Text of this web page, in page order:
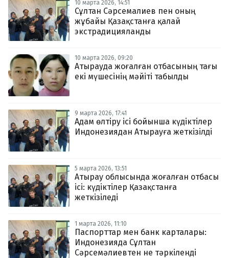
10 марта 2026, 14:51
Сұлтан Сәрсемалиев пен оның
жұбайы Қазақстанға қалай
экстрадицияланды
10 марта 2026, 09:20
Атырауда жоғалған отбасының тағы
екі мүшесінің мәйіті табылды
9 марта 2026, 17:41
Адам өлтіру ісі бойынша күдіктілер
Индонезиядан Атырауға жеткізілді
5 марта 2026, 13:51
Атырау облысында жоғалған отбасы
ісі: күдіктілер Қазақстанға
жеткізіледі
1 марта 2026, 11:10
Паспорттар мен банк карталары:
Индонезияда Сұлтан
Сәрсемәлиевтен не тәркіленді